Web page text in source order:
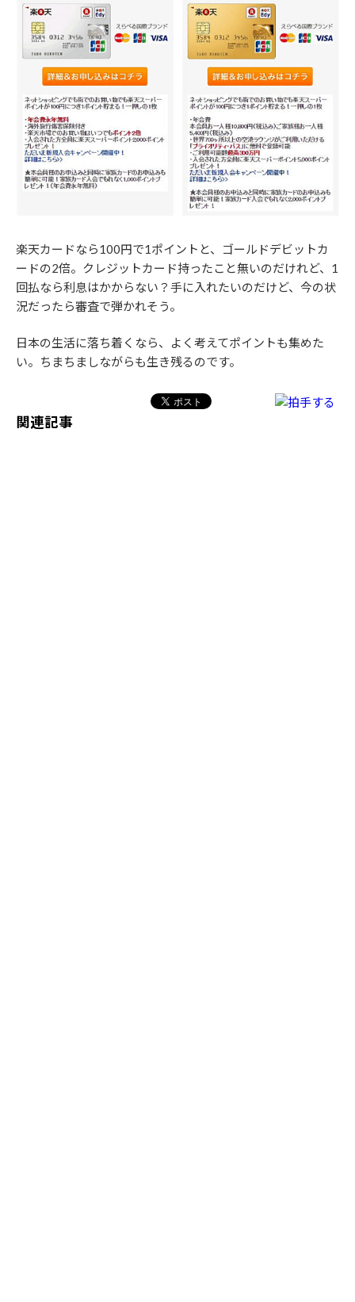
楽天カードなら100円で1ポイントと、ゴールドデビットカ
ードの2倍。クレジットカード持ったこと無いのだけれど、1
回払なら利息はかからない？手に入れたいのだけど、今の状
況だったら審査で弾かれそう。
日本の生活に落ち着くなら、よく考えてポイントも集めた
い。ちまちましながらも生き残るのです。
関連記事